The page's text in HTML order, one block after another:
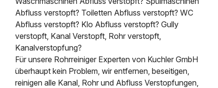
Abfluss verstopft? Toiletten Abfluss verstopft? WC
Abfluss verstopft? Klo Abfluss verstopft? Gully
verstopft, Kanal Verstopft, Rohr verstopft,
Kanalverstopfung?
Für unsere Rohrreiniger Experten von Kuchler GmbH
überhaupt kein Problem, wir entfernen, beseitigen,
reinigen alle Kanal, Rohr und Abfluss Verstopfungen,